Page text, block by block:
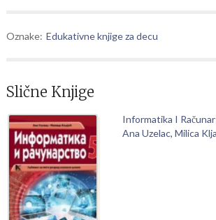
Oznake: Edukativne knjige za decu
Slične Knjige
Informatika I
Ana Uzelac, Milica